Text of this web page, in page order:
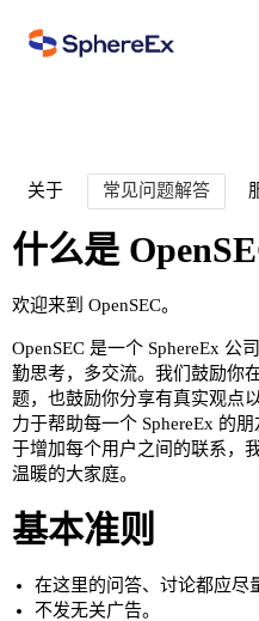
关于 常见问题解答
什么是
欢迎来到 OpenSEC。
OpenSEC 是一个 SphereEx 公
勤思考，多交流。我们鼓励你
题，也鼓励你分享有真实观点
力于帮助每一个 SphereEx 的
于增加每个用户之间的联系，
温暖的大家庭。
基本准则
在这里的问答、讨论都应尽
不发无关广告。